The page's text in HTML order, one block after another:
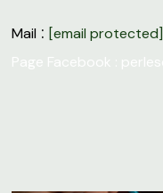
Mail :[email protected]